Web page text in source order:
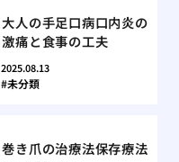
大人の手足口病口内炎の
激痛と食事の工夫
2025.08.13
未分類
巻き爪の治療法保存療法